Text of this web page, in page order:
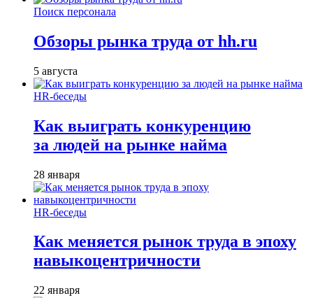
Поиск персонала
Обзоры рынка труда от hh.ru
5 августа
HR-беседы
Как выиграть конкуренцию
за людей на рынке найма
28 января
HR-беседы
Как меняется рынок труда в эпоху
навыкоцентричности
22 января